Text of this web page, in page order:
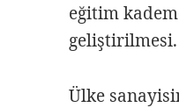
eğitim
geliştirilmesi.
Ülke